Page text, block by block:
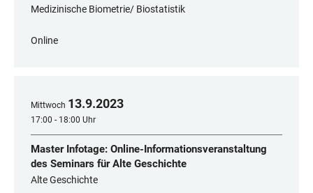
Medizinische Biometrie/ Biostatistik
Online
Mittwoch 13.9.2023
17:00 - 18:00 Uhr
Master Infotage: Online-Informationsveranstaltung
des Seminars für Alte Geschichte
Alte Geschichte